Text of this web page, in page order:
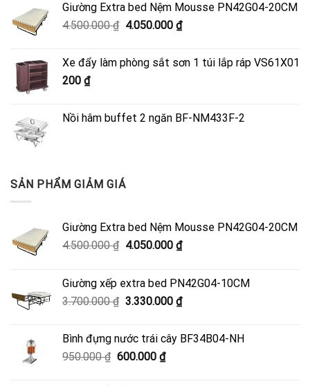
Giường Extra bed Nệm Mousse PN42G04-20CM
4.500.000₫ Giá
4.500.000 ₫.
4.050.000 ₫Giá
là:
Xe đẩy làm phòng sắt sơn 1 túi lắp ráp VS61X01
200 ₫
Nồi hâm buffet 2 ngăn BF-NM433F-2
SẢN PHẨM GIẢM GIÁ
Giường Extra bed Nệm Mousse PN42G04-20CM
4.500.000₫ Giá
4.500.000 ₫.
4.050.000 ₫Giá
là:
4.050.000 ₫.
Giường xếp extra bed PN42G04-10CM
3.700.000₫ Giá
3.700.000 ₫.
3.330.000 ₫Giá
là:
Bình đựng nước trái cây BF34B04-NH
950.000₫ Giá
600.000 ₫Giá